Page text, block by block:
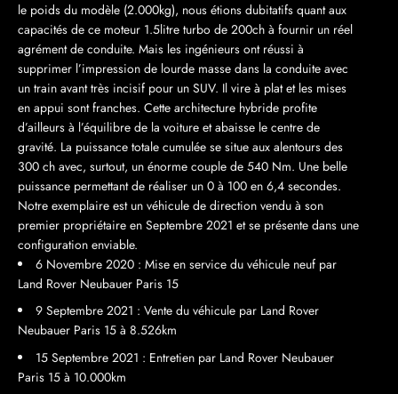
le poids du modèle (2.000kg), nous étions dubitatifs quant aux
capacités de ce moteur 1.5litre turbo de 200ch à fournir un réel
agrément de conduite. Mais les ingénieurs ont réussi à
supprimer l’impression de lourde masse dans la conduite avec
un train avant très incisif pour un SUV. Il vire à plat et les mises
en appui sont franches. Cette architecture hybride profite
d’ailleurs à l’équilibre de la voiture et abaisse le centre de
gravité. La puissance totale cumulée se situe aux alentours des
300 ch avec, surtout, un énorme couple de 540 Nm. Une belle
puissance permettant de réaliser un 0 à 100 en 6,4 secondes.
Notre exemplaire est un véhicule de direction vendu à son
premier propriétaire en Septembre 2021 et se présente dans une
configuration enviable.
6 Novembre 2020 : Mise en service du véhicule neuf par
Land Rover Neubauer Paris 15
9 Septembre 2021 : Vente du véhicule par Land Rover
Neubauer Paris 15 à 8.526km
15 Septembre 2021 : Entretien par Land Rover Neubauer
Paris 15 à 10.000km